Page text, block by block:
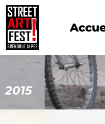
2015